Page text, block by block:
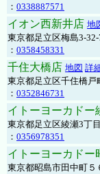
： 0338887571
イオン西新井店 地
東京都足立区梅島3-
： 0358458331
千住大橋店 地図 詳
東京都足立区千住橋
： 0352846731
イトーヨーカドー
東京都足立区綾瀬3丁
： 0356978351
イトーヨーカドー
東京都昭島市田中町